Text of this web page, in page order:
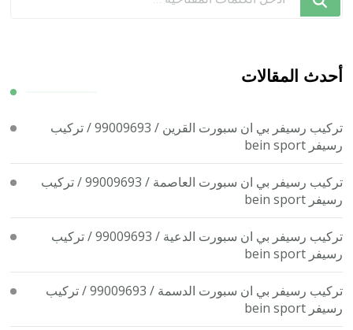
تبحث
ما؟
أحدث المقالات
تركيب رسيفر بي ان سبورت القرين / 99009693 / تركيب
رسيفر bein sport
تركيب رسيفر بي ان سبورت العاصمة / 99009693 / تركيب
رسيفر bein sport
تركيب رسيفر بي ان سبورت الدعية / 99009693 / تركيب
رسيفر bein sport
تركيب رسيفر بي ان سبورت الدسمة / 99009693 / تركيب
رسيفر bein sport